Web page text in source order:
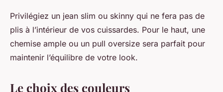
Privilégiez un jean slim ou skinny qui ne fera pas de
plis à l’intérieur de vos cuissardes. Pour le haut, une
chemise ample ou un pull oversize sera parfait pour
maintenir l’équilibre de votre look.
Le choix des couleurs